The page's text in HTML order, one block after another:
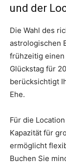
und der
Die Wahl des
astrologischen
frühzeitig einen
Glückstag für
berücksichtigt
Ehe.
Für die
Kapazität für
ermöglicht
Buchen Sie